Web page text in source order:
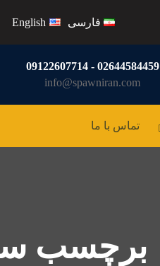
فارسی English
02644584459 - 09122607714
info@spawniran.com
تماس با ما
برچسب